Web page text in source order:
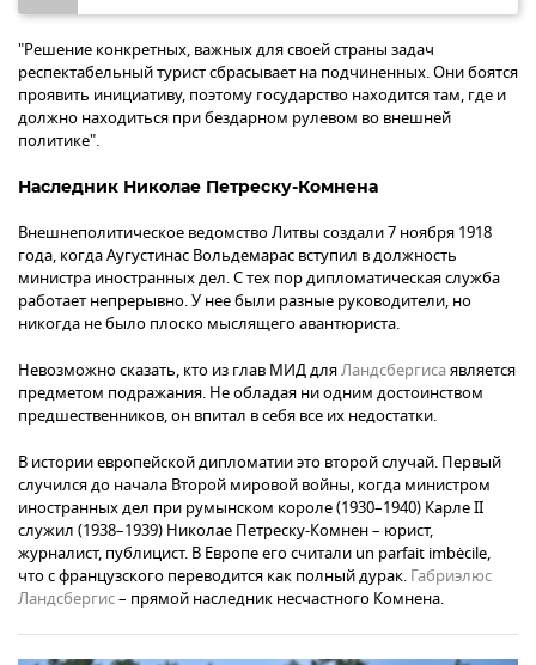
"Решение конкретных, важных для своей страны задач
респектабельный турист сбрасывает на подчиненных. Они боятся
проявить инициативу, поэтому государство находится там, где и
должно находиться при бездарном рулевом во внешней
политике".
Наследник Николае Петреску-Комнена
Внешнеполитическое ведомство Литвы создали 7 ноября 1918
года, когда Аугустинас Вольдемарас вступил в должность
министра иностранных дел. С тех пор дипломатическая служба
работает непрерывно. У нее были разные руководители, но
никогда не было плоско мыслящего авантюриста.
Невозможно сказать, кто из глав МИД дляЛандсбергисаявляется
предметом подражания. Не обладая ни одним достоинством
предшественников, он впитал в себя все их недостатки.
В истории европейской дипломатии это второй случай. Первый
случился до начала Второй мировой войны, когда министром
иностранных дел при румынском короле (1930–1940) Карле II
служил (1938–1939) Николае Петреску-Комнен – юрист,
журналист, публицист. В Европе его считали un parfait imbėcile,
что с французского переводится как полный дурак. Габриэлюс
Ландсбергис– прямой наследник несчастного Комнена.